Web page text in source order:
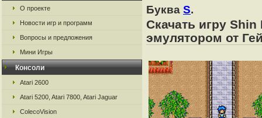
О проекте
Новости игр и программ
Вопросы и предложения
Мини Игры
Консоли
Atari 2600
Atari 5200, Atari 7800, Atari Jaguar
ColecoVision
Буква S.
Скачать игру
эмулятором от